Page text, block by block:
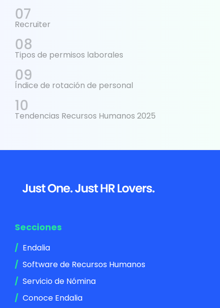
Recruiter
Tipos de permisos laborales
Índice de rotación de personal
Tendencias Recursos Humanos 2025
Footer
Secciones
Endalia
Software de Recursos Humanos
Servicio de Nómina
Conoce Endalia